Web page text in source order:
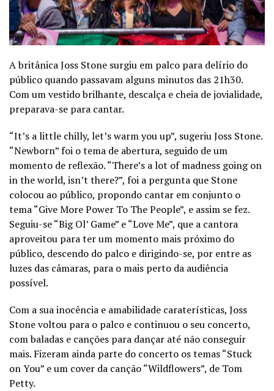
A britânica Joss Stone surgiu em palco para delírio do
público quando passavam alguns minutos das 21h30.
Com um vestido brilhante, descalça e cheia de jovialidade,
preparava-se para cantar.
“It’s a little chilly, let’s warm you up”, sugeriu Joss Stone.
“Newborn” foi o tema de abertura, seguido de um
momento de reflexão. “There’s a lot of madness going on
in the world, isn’t there?”, foi a pergunta que Stone
colocou ao público, propondo cantar em conjunto o
tema “Give More Power To The People”, e assim se fez.
Seguiu-se “Big Ol’ Game” e “Love Me”, que a cantora
aproveitou para ter um momento mais próximo do
público, descendo do palco e dirigindo-se, por entre as
luzes das câmaras, para o mais perto da audiência
possível.
Com a sua inocência e amabilidade caraterísticas, Joss
Stone voltou para o palco e continuou o seu concerto,
com baladas e canções para dançar até não conseguir
mais. Fizeram ainda parte do concerto os temas “Stuck
on You” e um cover da canção “Wildflowers”, de Tom
Petty.